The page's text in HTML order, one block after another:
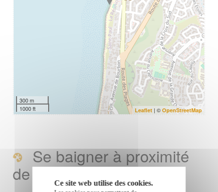
300 m
1000 ft
Leaflet | ©OpenStreetMap
Se baigner à proximité
de la plage des Brisants
Ce site web utilise des cookies.